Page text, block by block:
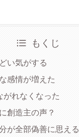
もくじ
い気がする
感情が増えた
がれなくなった
創造主の声？
が全部偽善に思える